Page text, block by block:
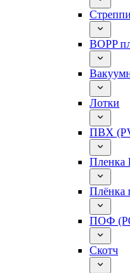
BOPP
Лотки
ПВХ
Плёнка
ПОФ
Скотч